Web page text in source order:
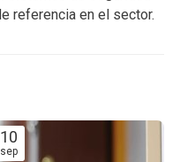
referencia en el sector.
10
sep